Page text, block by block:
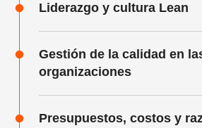
Liderazgo y cultura Lean
Gestión de la calidad en
organizaciones
Presupuestos, costos y